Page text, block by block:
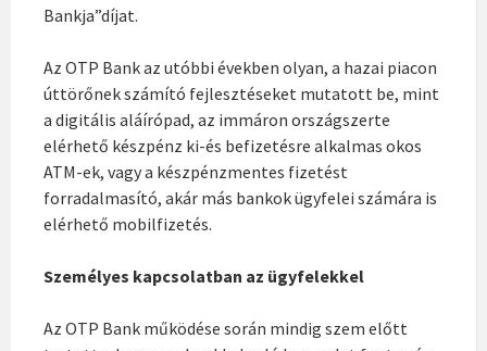
Bankja”díjat.
Az OTP Bank az utóbbi években olyan, a hazai piacon
úttörőnek számító fejlesztéseket mutatott be, mint
a digitális aláírópad, az immáron országszerte
elérhető készpénz ki-és befizetésre alkalmas okos
ATM-ek, vagy a készpénzmentes fizetést
forradalmasító, akár más bankok ügyfelei számára is
elérhető mobilfizetés.
Személyes kapcsolatban az ügyfelekkel
Az OTP Bank működése során mindig szem előtt